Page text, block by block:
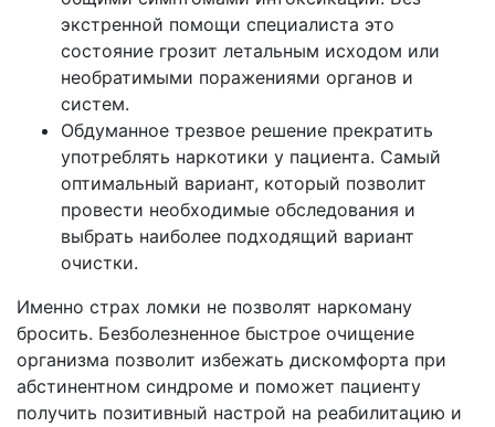
экстренной помощи специалиста это
состояние грозит летальным исходом или
необратимыми поражениями органов и
систем.
Обдуманное трезвое решение прекратить
употреблять наркотики у пациента. Самый
оптимальный вариант, который позволит
провести необходимые обследования и
выбрать наиболее подходящий вариант
очистки.
Именно страх ломки не позволят наркоману
бросить. Безболезненное быстрое очищение
организма позволит избежать дискомфорта при
абстинентном синдроме и поможет пациенту
получить позитивный настрой на реабилитацию и